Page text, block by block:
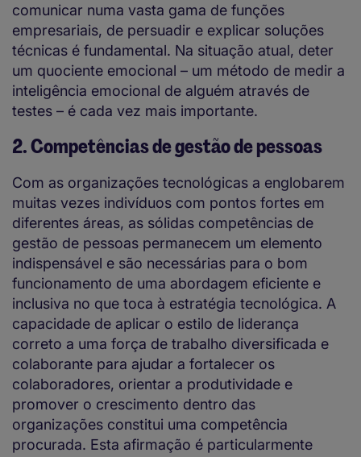
comunicar numa vasta gama de funções
empresariais, de persuadir e explicar soluções
técnicas é fundamental. Na situação atual, deter
um quociente emocional – um método de medir a
inteligência emocional de alguém através de
testes – é cada vez mais importante.
2. Competências de gestão de pessoas
Com as organizações tecnológicas a englobarem
muitas vezes indivíduos com pontos fortes em
diferentes áreas, as sólidas competências de
gestão de pessoas permanecem um elemento
indispensável e são necessárias para o bom
funcionamento de uma abordagem eficiente e
inclusiva no que toca à estratégia tecnológica. A
capacidade de aplicar o estilo de liderança
correto a uma força de trabalho diversificada e
colaborante para ajudar a fortalecer os
colaboradores, orientar a produtividade e
promover o crescimento dentro das
organizações constitui uma competência
procurada. Esta afirmação é particularmente